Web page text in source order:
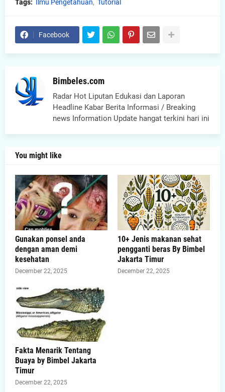
Tags: Ilmu Pengetahuan Tutorial
Facebook
Bimbeles.com
Radar Hot Liputan Edukasi dan Laporan
Headline Kabar Berita Informasi / Breaking
news Information Update hangat terkini hari ini
You might like
Gunakan ponsel anda
dengan aman demi
kesehatan
December 22, 2025
10+ Jenis makanan sehat
pengganti beras By Bimbel
Jakarta Timur
December 22, 2025
Fakta Menarik Tentang
Buaya by Bimbel Jakarta
Timur
December 22, 2025